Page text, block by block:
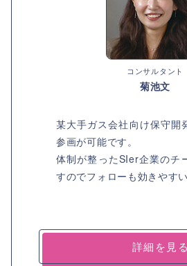
コンサルタント
菊池文
某大手ガス会社向け保守開
参画が可能です。
体制が整ったSIer企業のチ
すのでフォローも効きやすい
詳細を見る